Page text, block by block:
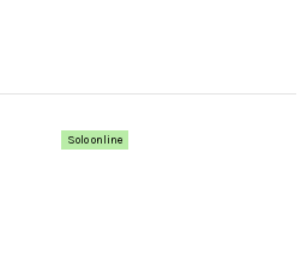
Solo online